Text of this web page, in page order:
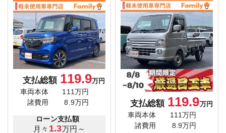
支払総額 119.9万円
車両本体
111万円
諸費用
8.9万円
ローン支払額
月々 1.3万円～
支払総額 119.9万円
車両本体
111万円
諸費用
8.9万円